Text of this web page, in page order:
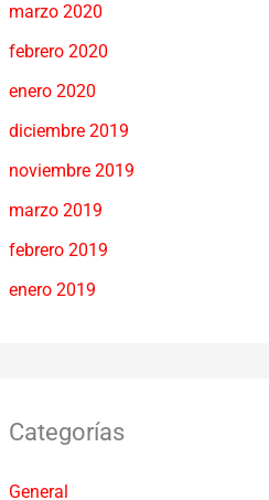
marzo 2020
febrero 2020
enero 2020
diciembre 2019
noviembre 2019
marzo 2019
febrero 2019
enero 2019
Categorías
General